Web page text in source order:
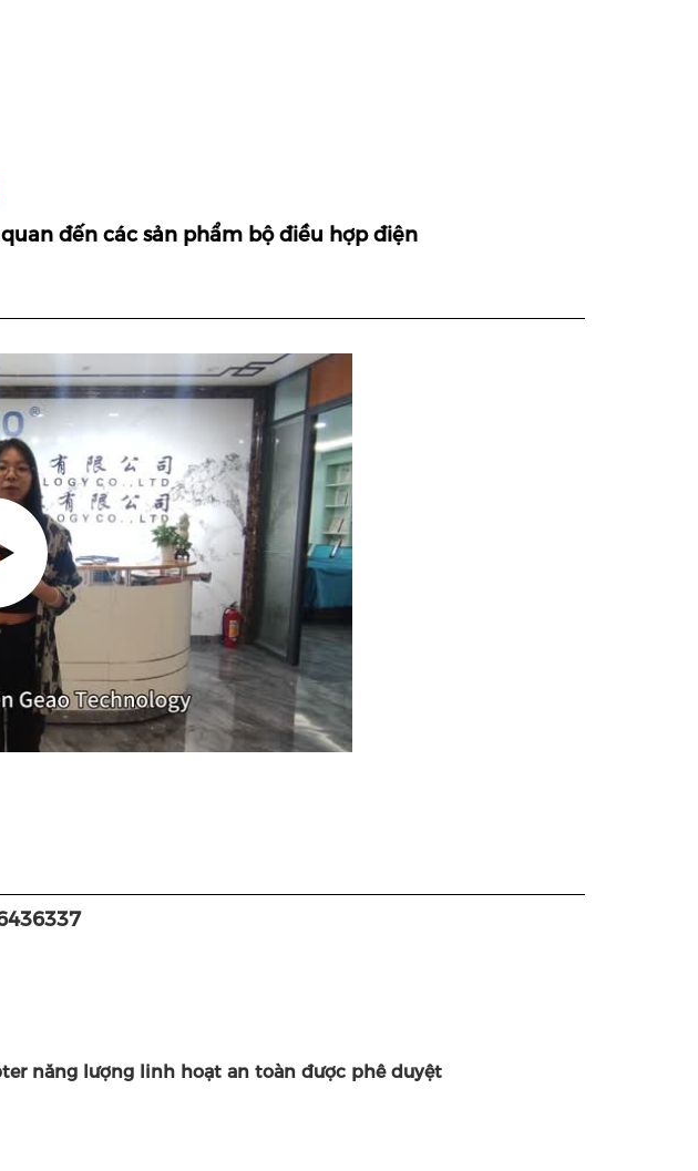
đến các sản phẩm bộ điều hợp điện
năng lượng linh hoạt an toàn được phê duyệt